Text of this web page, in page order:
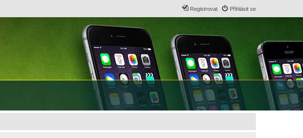
Přihlásit se
Registrovat